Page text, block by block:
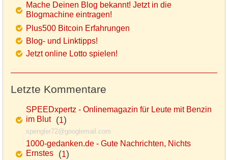
Mache Deinen Blog bekannt! Jetzt in die
Blogmachine eintragen!
Plus500 Bitcoin Erfahrungen
Blog- und Linktipps!
Jetzt online Lotto spielen!
Letzte Kommentare
SPEEDxpertz - Onlinemagazin für Leute mit Benzin
im Blut(1)
spengler72@googlemail.com
1000-gedanken.de - Gute Nachrichten, Nichts
Ernstes (1)